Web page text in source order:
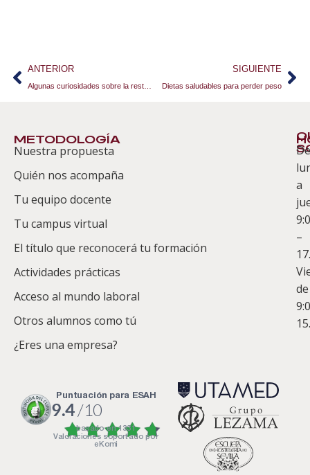
ANTERIOR SIGUIENTE
Dietas saludables para perder peso
METODOLOGÍA
Nuestra propuesta
Quién nos acompaña
Tu equipo docente
Tu campus virtual
El título que reconocerá tu formación
Actividades prácticas
Acceso al mundo laboral
Otros alumnos como tú
¿Eres una empresa?
Te
De
a
–
de
puntuación para ESAH
9.4/10
basado en1331
Valoraciones soportado por
eKomi